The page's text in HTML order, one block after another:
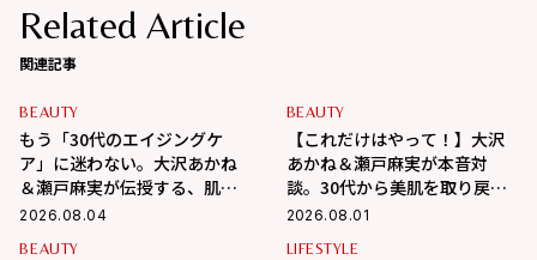
Related Article
関連記事
BEAUTY
もう「30代のエイジングケ
ア」に迷わない。大沢あかね
＆瀬戸麻実が伝授する、肌が
変わるポジティブ美肌習慣
2026.08.04
BEAUTY
【これだけはやって！】大沢
あかね＆瀬戸麻実が本音対
談。30代から美肌を取り戻す
スキンケアの正解
2026.08.01
BEAUTY
LIFESTYLE